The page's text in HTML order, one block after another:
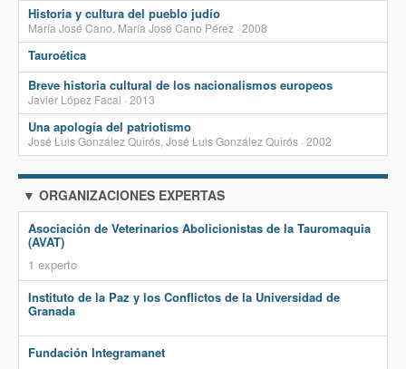
Historia y cultura del pueblo judío
María José Cano, María José Cano Pérez · 2008
Tauroética
Breve historia cultural de los nacionalismos europeos
Javier López Facal · 2013
Una apología del patriotismo
José Luis González Quirós, José Luis González Quirós · 2002
▼ ORGANIZACIONES EXPERTAS
Asociación de Veterinarios Abolicionistas de la Tauromaquia
(AVAT)
1 experto
Instituto de la Paz y los Conflictos de la Universidad de
Granada
Fundación Integramanet